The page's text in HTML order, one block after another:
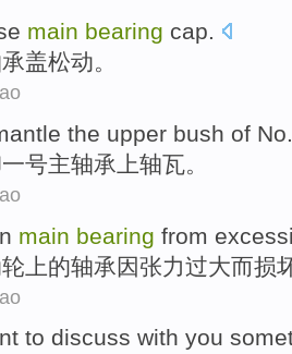
main bearing cap.
盖松动。
the upper bush of
一号主轴承 上轴瓦。
main bearing from
轮 上的轴承 因张力过大而损
to discuss with you